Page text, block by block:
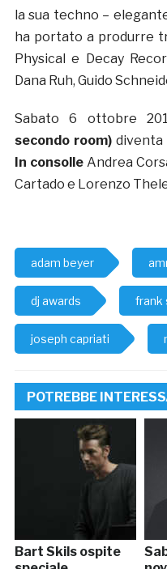
la sua techno –
ha portato a produrre
Physical e Decay
Dana Ruh, Guido
Sabato 6 ottobre
secondo room) diventa
In consolle Andrea
Cartado e Lorenzo
adam beyer
dj awards frank
joseph capriati
POTREBBE
Bart Skils ospite